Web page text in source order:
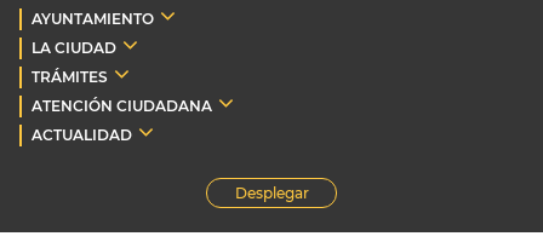
AYUNTAMIENTO
LA CIUDAD
TRÁMITES
ATENCIÓN CIUDADANA
ACTUALIDAD
Desplegar